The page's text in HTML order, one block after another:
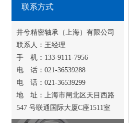
联系方式
井兮精密轴承（上海）有限公司
联系人：王经理
手 机：133-9111-7956
电 话：021-36539288
电 话：021-36539299
地 址：上海市闸北区天目西路
547 号联通国际大厦C座1511室